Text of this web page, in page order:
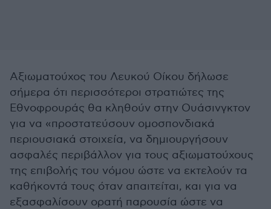
Αξιωματούχος του Λευκού Οίκου δήλωσε
σήμερα ότι περισσότεροι στρατιώτες της
Εθνοφρουράς θα κληθούν στην Ουάσινγκτον
για να «προστατεύσουν ομοσπονδιακά
περιουσιακά στοιχεία, να δημιουργήσουν
ασφαλές περιβάλλον για τους αξιωματούχους
της επιβολής του νόμου ώστε να εκτελούν τα
καθήκοντά τους όταν απαιτείται, και για να
εξασφαλίσουν ορατή παρουσία ώστε να